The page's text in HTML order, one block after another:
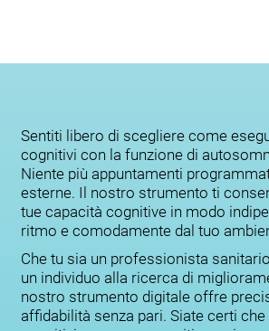
Sentiti libero di scegliere come
cognitivi con la funzione di
Niente più appuntamenti
esterne. Il nostro strumento ti
tue capacità cognitive in modo
ritmo e comodamente dal tuo
Che tu sia un professionista
un individuo alla ricerca di
nostro strumento digitale offre
affidabilità senza pari. Siate certi